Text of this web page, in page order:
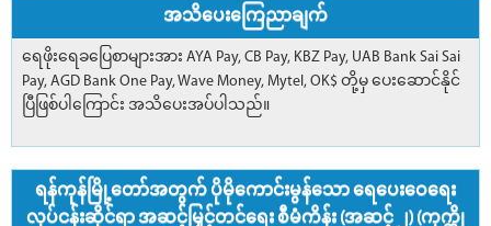
အသိပေးကြေညာချက်
ရေဖိုးရေခပြေစာများအား AYA Pay, CB Pay, KBZ Pay, UAB Bank Sai Sai
Pay, AGD Bank One Pay, Wave Money, Mytel, OK$ တို့မှ ပေးဆောင်နိုင်
ပြီဖြစ်ပါကြောင်း အသိပေးအပ်ပါသည်။
ရန်ကုန်မြို့တော်အတွက် ပိုမိုကောင်းမွန်သော ရေပေးဝေရေး
လုပ်ငန်းဆိုင်ရာ အဆင့်မြှင့်တင်ရေး စီမံကိန်း (အဆင့် ၂) (ကုက္ကို